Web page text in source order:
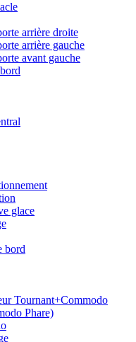
arrière droite
arrière gauche
avant gauche
glace
bord
Tournant+Commodo
Phare)